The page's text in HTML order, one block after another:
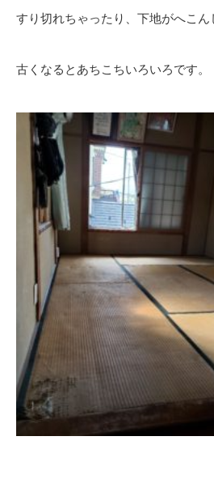
すり切れちゃったり、下地がへこん
古くなるとあちこちいろいろです。